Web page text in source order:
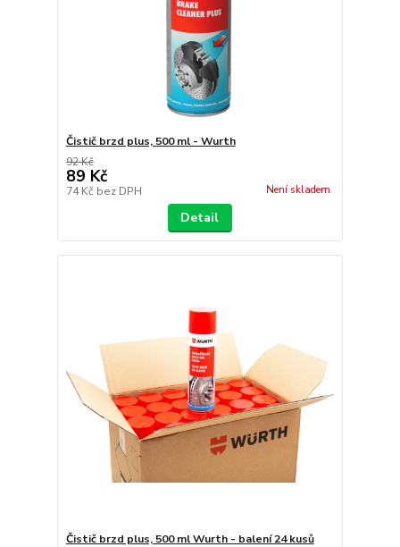
Čistič brzd plus, 500 ml - Wurth
92 Kč
89 Kč
74 Kč bez DPH Není skladem
Detail
Čistič brzd plus, 500 ml Wurth - balení 24 kusů